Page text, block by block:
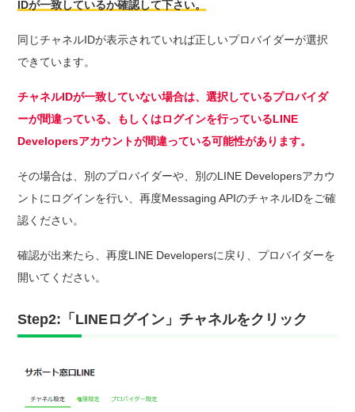
IDが一致しているか確認して下さい。
同じチャネルIDが表示されていれば正しいプロバイダーが選択
できています。
チャネルIDが一致していない場合は、選択しているプロバイダ
ーが間違っている、もしくはログインを行っているLINE
Developersアカウントが間違っている可能性があります。
その場合は、別のプロバイダーや、別のLINE Developersアカウ
ントにログインを行い、再度Messaging APIのチャネルIDをご確
認ください。
確認が出来たら、再度LINE Developersに戻り、プロバイダーを
開いてください。
Step2:「LINEログイン」チャネルをクリック